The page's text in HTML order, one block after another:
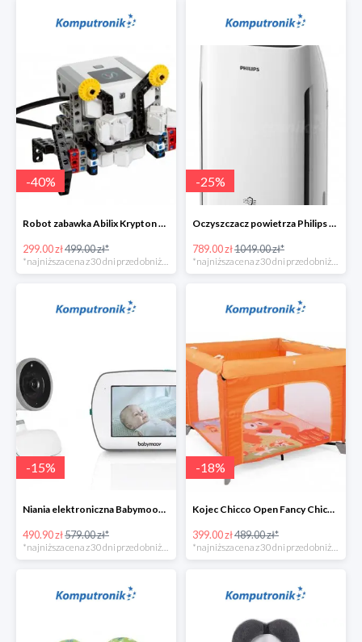
-40%
Robot zabawka Abilix Krypton 0 w super cenie
299.00 zł499.00 zł*
-25%
Oczyszczacz powietrza Philips AC1217/10
789.00 zł1049.00 zł*
-15%
Niania elektroniczna Babymoov Yoo-Feel w super cenie
490.90 zł579.00 zł*
*najniższa cena z 30 dni przed obniżką
-18%
Kojec Chicco Open Fancy Chicken w super cenie
399.00 zł489.00 zł*
*najniższa cena z 30 dni przed obniżką